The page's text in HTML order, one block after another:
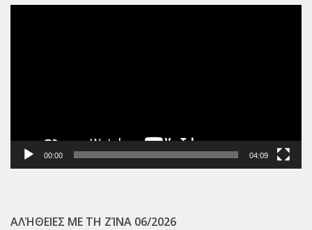
00:00 04:09
ΑΛΉΘΕΙΕΣ ΜΕ ΤΗ ΖΊΝΑ 06/2026